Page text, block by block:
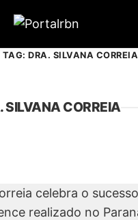
TAG: DRA. SILVANA CORREIA
SILVANA CORREIA